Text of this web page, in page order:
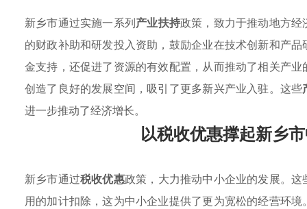
新乡市通过实施一系列产业扶持政策，致力于推动地方
的财政补助和研发投入资助，鼓励企业在技术创新和产
金支持，还促进了资源的有效配置，从而推动了相关产
创造了良好的发展空间，吸引了更多新兴产业入驻。这些
进一步推动了经济增长。
以税收优惠撑起新乡
新乡市通过税收优惠政策，大力推动中小企业的发展。
用的加计扣除，这为中小企业提供了更为宽松的经营环境